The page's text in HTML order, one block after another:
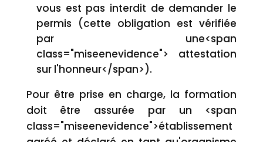
vous est pas interdit de demander le
permis (cette obligation est vérifiée
par une<span
class="miseenevidence"> attestation
sur l'honneur</span>).
Pour être prise en charge, la formation
doit être assurée par un <span
class="miseenevidence">établissement